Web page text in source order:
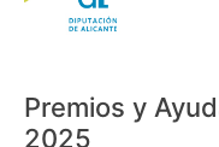
Premios y
2025